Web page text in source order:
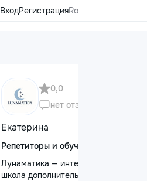
ВходРегистрацияRo
0,0
нет отзывов
Екатерина
Репетиторы и обучение
Лунаматика — интерактивная
школа дополнительных уроков по